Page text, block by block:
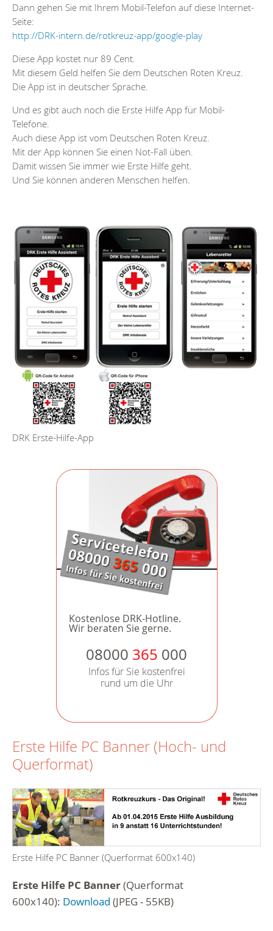
Dann gehen Sie mit Ihrem Mobil-Telefon auf diese Internet-
Seite:
http://DRK-intern.de/rotkreuz-app/google-play
Diese App kostet nur 89 Cent.
Mit diesem Geld helfen Sie dem Deutschen Roten Kreuz.
Die App ist in deutscher Sprache.
Und es gibt auch noch die Erste Hilfe App für Mobil-
Telefone.
Auch diese App ist vom Deutschen Roten Kreuz.
Mit der App können Sie einen Not-Fall üben.
Damit wissen Sie immer wie Erste Hilfe geht.
Und Sie können anderen Menschen helfen.
DRK Erste-Hilfe-App
Kostenlose DRK-Hotline.
Wir beraten Sie gerne.
08000 365 000
Infos für Sie kostenfrei
rund um die Uhr
Erste Hilfe PC Banner (Hoch- und
Querformat)
Erste Hilfe PC Banner (Querformat 600x140)
Erste Hilfe PC Banner(Querformat
600x140): Download (JPEG - 55KB)